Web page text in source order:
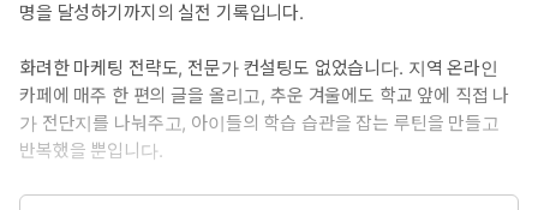
명을 달성하기까지의 실전 기록입니다.
화려한 마케팅 전략도, 전문가 컨설팅도 없었습니다. 지역 온라인
카페에 매주 한 편의 글을 올리고, 추운 겨울에도 학교 앞에 직접 나
가 전단지를 나눠주고, 아이들의 학습 습관을 잡는 루틴을 만들고
반복했을 뿐입니다.